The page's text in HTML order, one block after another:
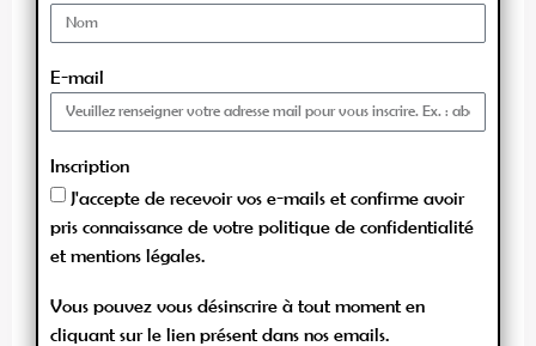
E-mail
Inscription
J'accepte de recevoir vos e-mails et confirme avoir
pris connaissance de votre politique de confidentialité
et mentions légales.
Vous pouvez vous désinscrire à tout moment en
cliquant sur le lien présent dans nos emails.